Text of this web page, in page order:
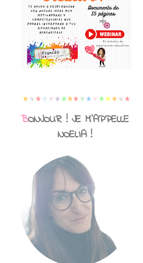
BONJOUR ! JE M'APPELLE
NOELIA !